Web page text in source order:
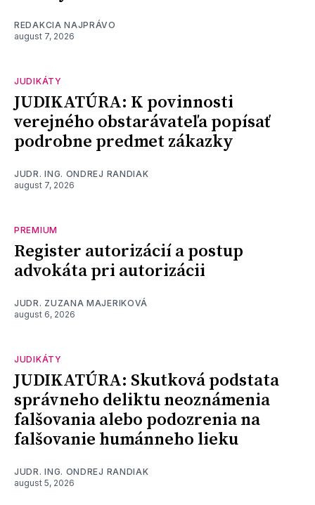
REDAKCIA NAJPRÁVO
august 7, 2026
JUDIKÁTY
JUDIKATÚRA: K povinnosti
verejného obstarávateľa popísať
podrobne predmet zákazky
JUDR. ING. ONDREJ RANDIAK
august 7, 2026
PREMIUM
Register autorizácií a postup
advokáta pri autorizácii
JUDR. ZUZANA MAJERIKOVÁ
august 6, 2026
JUDIKÁTY
JUDIKATÚRA: Skutková podstata
správneho deliktu neoznámenia
falšovania alebo podozrenia na
falšovanie humánneho lieku
JUDR. ING. ONDREJ RANDIAK
august 5, 2026